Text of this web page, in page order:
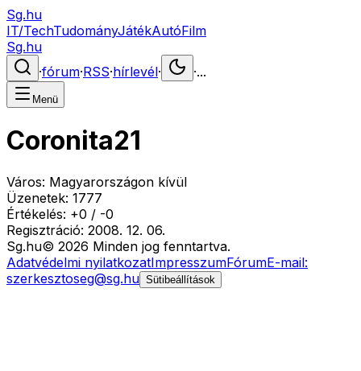
Sg.hu
IT/TechTudományJátékAutóFilm
Sg.hu
·fórum·RSS·hírlevél· ·...
Menü
Coronita21
Város: Magyarországon kívül
Üzenetek: 1777
Értékelés: +0 / -0
Regisztráció: 2008. 12. 06.
Sg.hu© 2026 Minden jog fenntartva.
Adatvédelmi nyilatkozatImpresszumFórumE-mail:
szerkesztoseg@sg.hu Sütibeállítások